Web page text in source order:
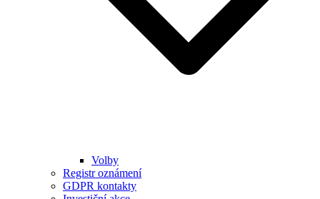
Volby
Registr oznámení
GDPR kontakty